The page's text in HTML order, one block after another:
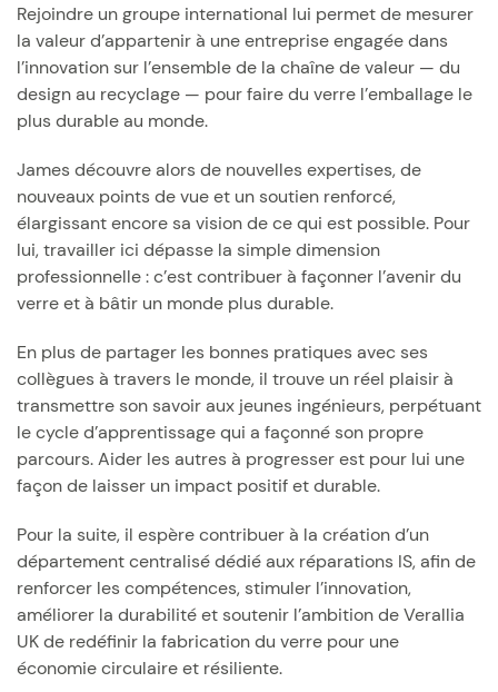
Rejoindre un groupe international lui permet de mesurer
la valeur d’appartenir à une entreprise engagée dans
l’innovation sur l’ensemble de la chaîne de valeur — du
design au recyclage — pour faire du verre l’emballage le
plus durable au monde.
James découvre alors de nouvelles expertises, de
nouveaux points de vue et un soutien renforcé,
élargissant encore sa vision de ce qui est possible. Pour
lui, travailler ici dépasse la simple dimension
professionnelle : c’est contribuer à façonner l’avenir du
verre et à bâtir un monde plus durable.
En plus de partager les bonnes pratiques avec ses
collègues à travers le monde, il trouve un réel plaisir à
transmettre son savoir aux jeunes ingénieurs, perpétuant
le cycle d’apprentissage qui a façonné son propre
parcours. Aider les autres à progresser est pour lui une
façon de laisser un impact positif et durable.
Pour la suite, il espère contribuer à la création d’un
département centralisé dédié aux réparations IS, afin de
renforcer les compétences, stimuler l’innovation,
améliorer la durabilité et soutenir l’ambition de Verallia
UK de redéfinir la fabrication du verre pour une
économie circulaire et résiliente.